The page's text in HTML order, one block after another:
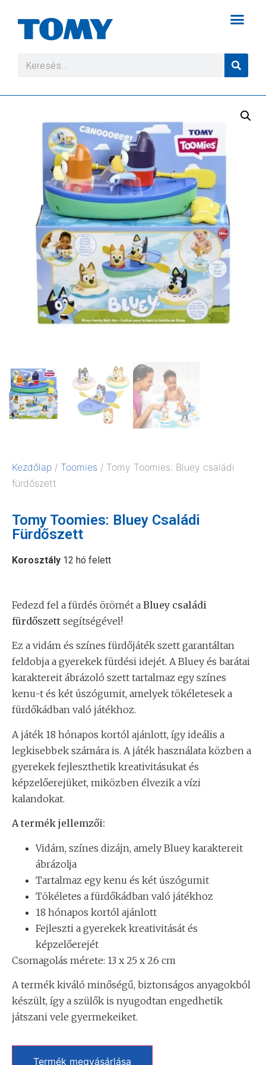
Kezdőlap / Toomies / Tomy Toomies: Bluey családi
fürdőszett
Tomy Toomies: Bluey Családi
Fürdőszett
Korosztály 12 hó felett
Fedezd fel a fürdés örömét a Bluey családi
fürdőszett segítségével!
Ez a vidám és színes fürdőjáték szett garantáltan
feldobja a gyerekek fürdési idejét. A Bluey és barátai
karaktereit ábrázoló szett tartalmaz egy színes
kenu-t és két úszógumit, amelyek tökéletesek a
fürdőkádban való játékhoz.
A játék 18 hónapos kortól ajánlott, így ideális a
legkisebbek számára is. A játék használata közben a
gyerekek fejleszthetik kreativitásukat és
képzelőerejüket, miközben élvezik a vízi
kalandokat.
A termék jellemzői:
Vidám, színes dizájn, amely Bluey karaktereit
ábrázolja
Tartalmaz egy kenu és két úszógumit
Tökéletes a fürdőkádban való játékhoz
18 hónapos kortól ajánlott
Fejleszti a gyerekek kreativitását és
képzelőerejét
Csomagolás mérete: 13 x 25 x 26 cm
A termék kiváló minőségű, biztonságos anyagokból
készült, így a szülők is nyugodtan engedhetik
játszani vele gyermekeiket.
Termék megvásárlása